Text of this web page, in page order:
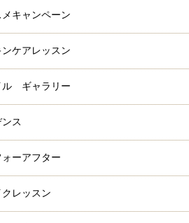
メキャンペーン
ンケアレッスン
ル ギャラリー
ンス
ォーアフター
クレッスン